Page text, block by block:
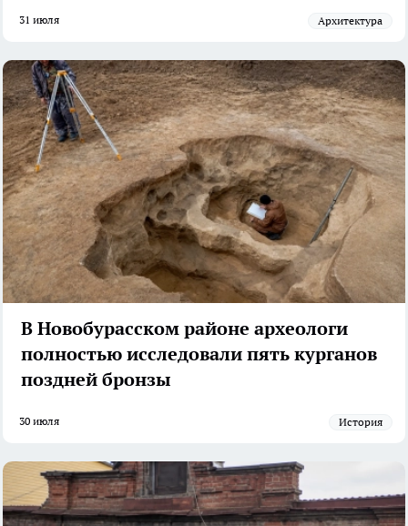
31 июля архитектура
В Новобурасском районе археологи
полностью исследовали пять курганов
поздней бронзы
30 июля История